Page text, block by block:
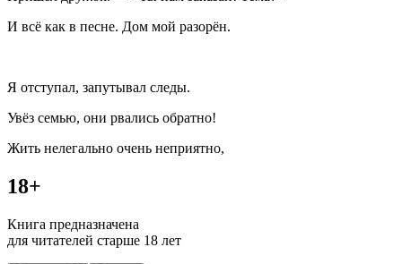
И всё как в песне. Дом мой разорён.
Я отступал, запутывал следы.
Увёз семью, они рвались обратно!
Жить нелегально очень неприятно,
18+
Книга предназначена
для читателей старше 18 лет